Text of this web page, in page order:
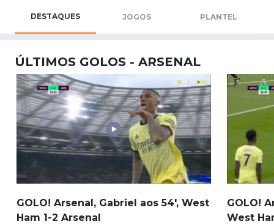
DESTAQUES JOGOS PLANTEL
ÚLTIMOS GOLOS - ARSENAL
GOLO! Arsenal, Gabriel aos 54', West
Ham 1-2 Arsenal
GOLO!
West